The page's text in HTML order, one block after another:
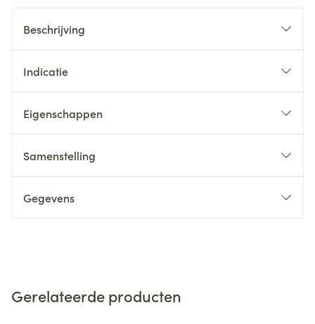
Beschrijving
Indicatie
Eigenschappen
Samenstelling
Gegevens
Gerelateerde producten